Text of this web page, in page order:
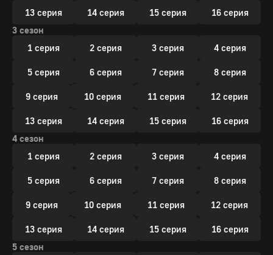
13 серия 14 серия 15 серия
16 серия
3 сезон
1 серия
2 серия 3 серия 4 серия
5 серия 6 серия 7 серия 8 серия
9 серия 10 серия 11 серия 12 серия
13 серия 14 серия 15 серия
16 серия
4 сезон
1 серия
2 серия 3 серия 4 серия
5 серия 6 серия 7 серия 8 серия
9 серия 10 серия 11 серия 12 серия
13 серия 14 серия 15 серия
16 серия
5 сезон